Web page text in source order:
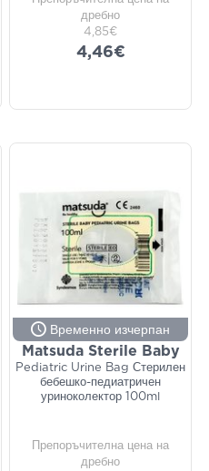
дребно
4,85€
4,46€
Временно изчерпан
Matsuda Sterile Baby
Pediatric Urine Bag Стерилен
бебешко-педиатричен
уриноколектор 100ml
Препоръчителна цена на
дребно